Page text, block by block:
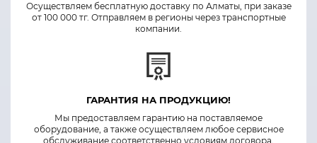
Осуществляем бесплатную доставку по Алматы, при заказе
от 100 000 тг. Отправляем в регионы через транспортные
компании.
ГАРАНТИЯ НА ПРОДУКЦИЮ!
Мы предоставляем гарантию на поставляемое
оборудование, а также осуществляем любое сервисное
обслуживание соответственно условиям договора.